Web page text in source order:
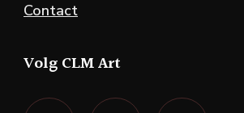
Contact
Volg CLM Art